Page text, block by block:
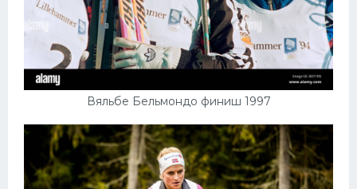
Вяльбе Бельмондо финиш 1997